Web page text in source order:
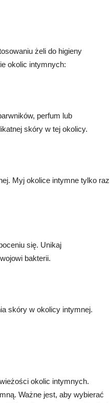
żeli do higieny
okolic intymnych:
perfum lub
skóry w tej okolicy.
Myj okolice intymne tylko raz
się. Unikaj
bakterii.
skóry w okolicy intymnej.
okolic intymnych.
Ważne jest, aby wybierać